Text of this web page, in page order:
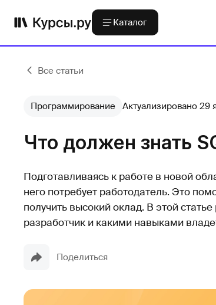
Каталог
Все статьи
Программирование Актуализировано 29
Что должен знать
Подготавливаясь к работе в новой
него потребует работодатель. Это
получить высокий оклад. В этой
разработчик и какими навыками
Поделиться